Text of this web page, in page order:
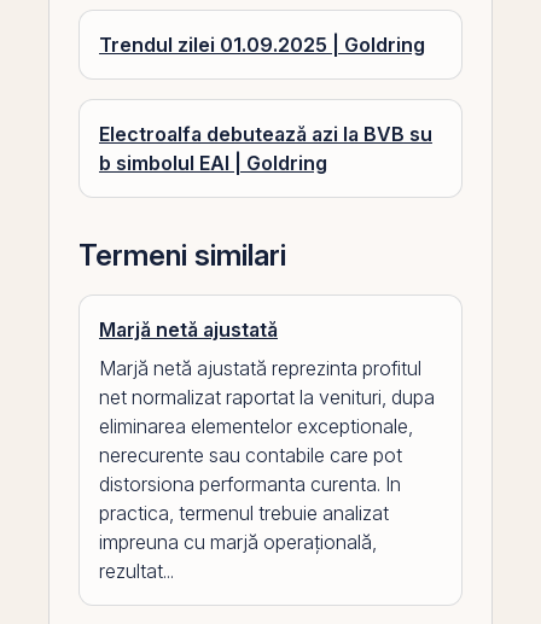
Trendul zilei 01.09.2025 | Goldring
Electroalfa debutează azi la BVB su
b simbolul EAI | Goldring
Termeni similari
Marjă netă ajustată
Marjă netă ajustată reprezinta profitul
net normalizat raportat la venituri, dupa
eliminarea elementelor exceptionale,
nerecurente sau contabile care pot
distorsiona performanta curenta. In
practica, termenul trebuie analizat
impreuna cu marjă operațională,
rezultat...